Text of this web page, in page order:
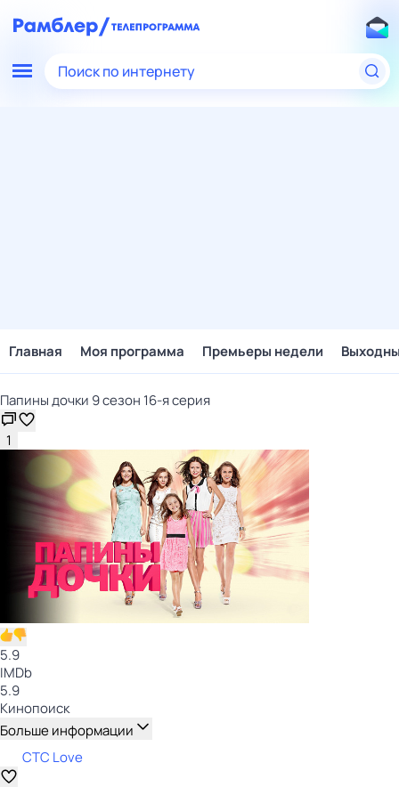
Поиск по интернету
Главная Моя программа Премьеры недели
Папины дочки 9 сезон 16-я серия
1
5.9
IMDb
5.9
Кинопоиск
Больше информации
СТС Love